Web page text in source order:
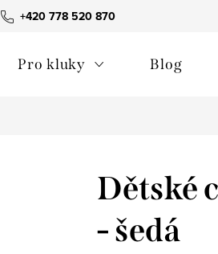
+420 778 520 870
Obchodní podmínky
Pro kluky Blog
Dětské
- šedá